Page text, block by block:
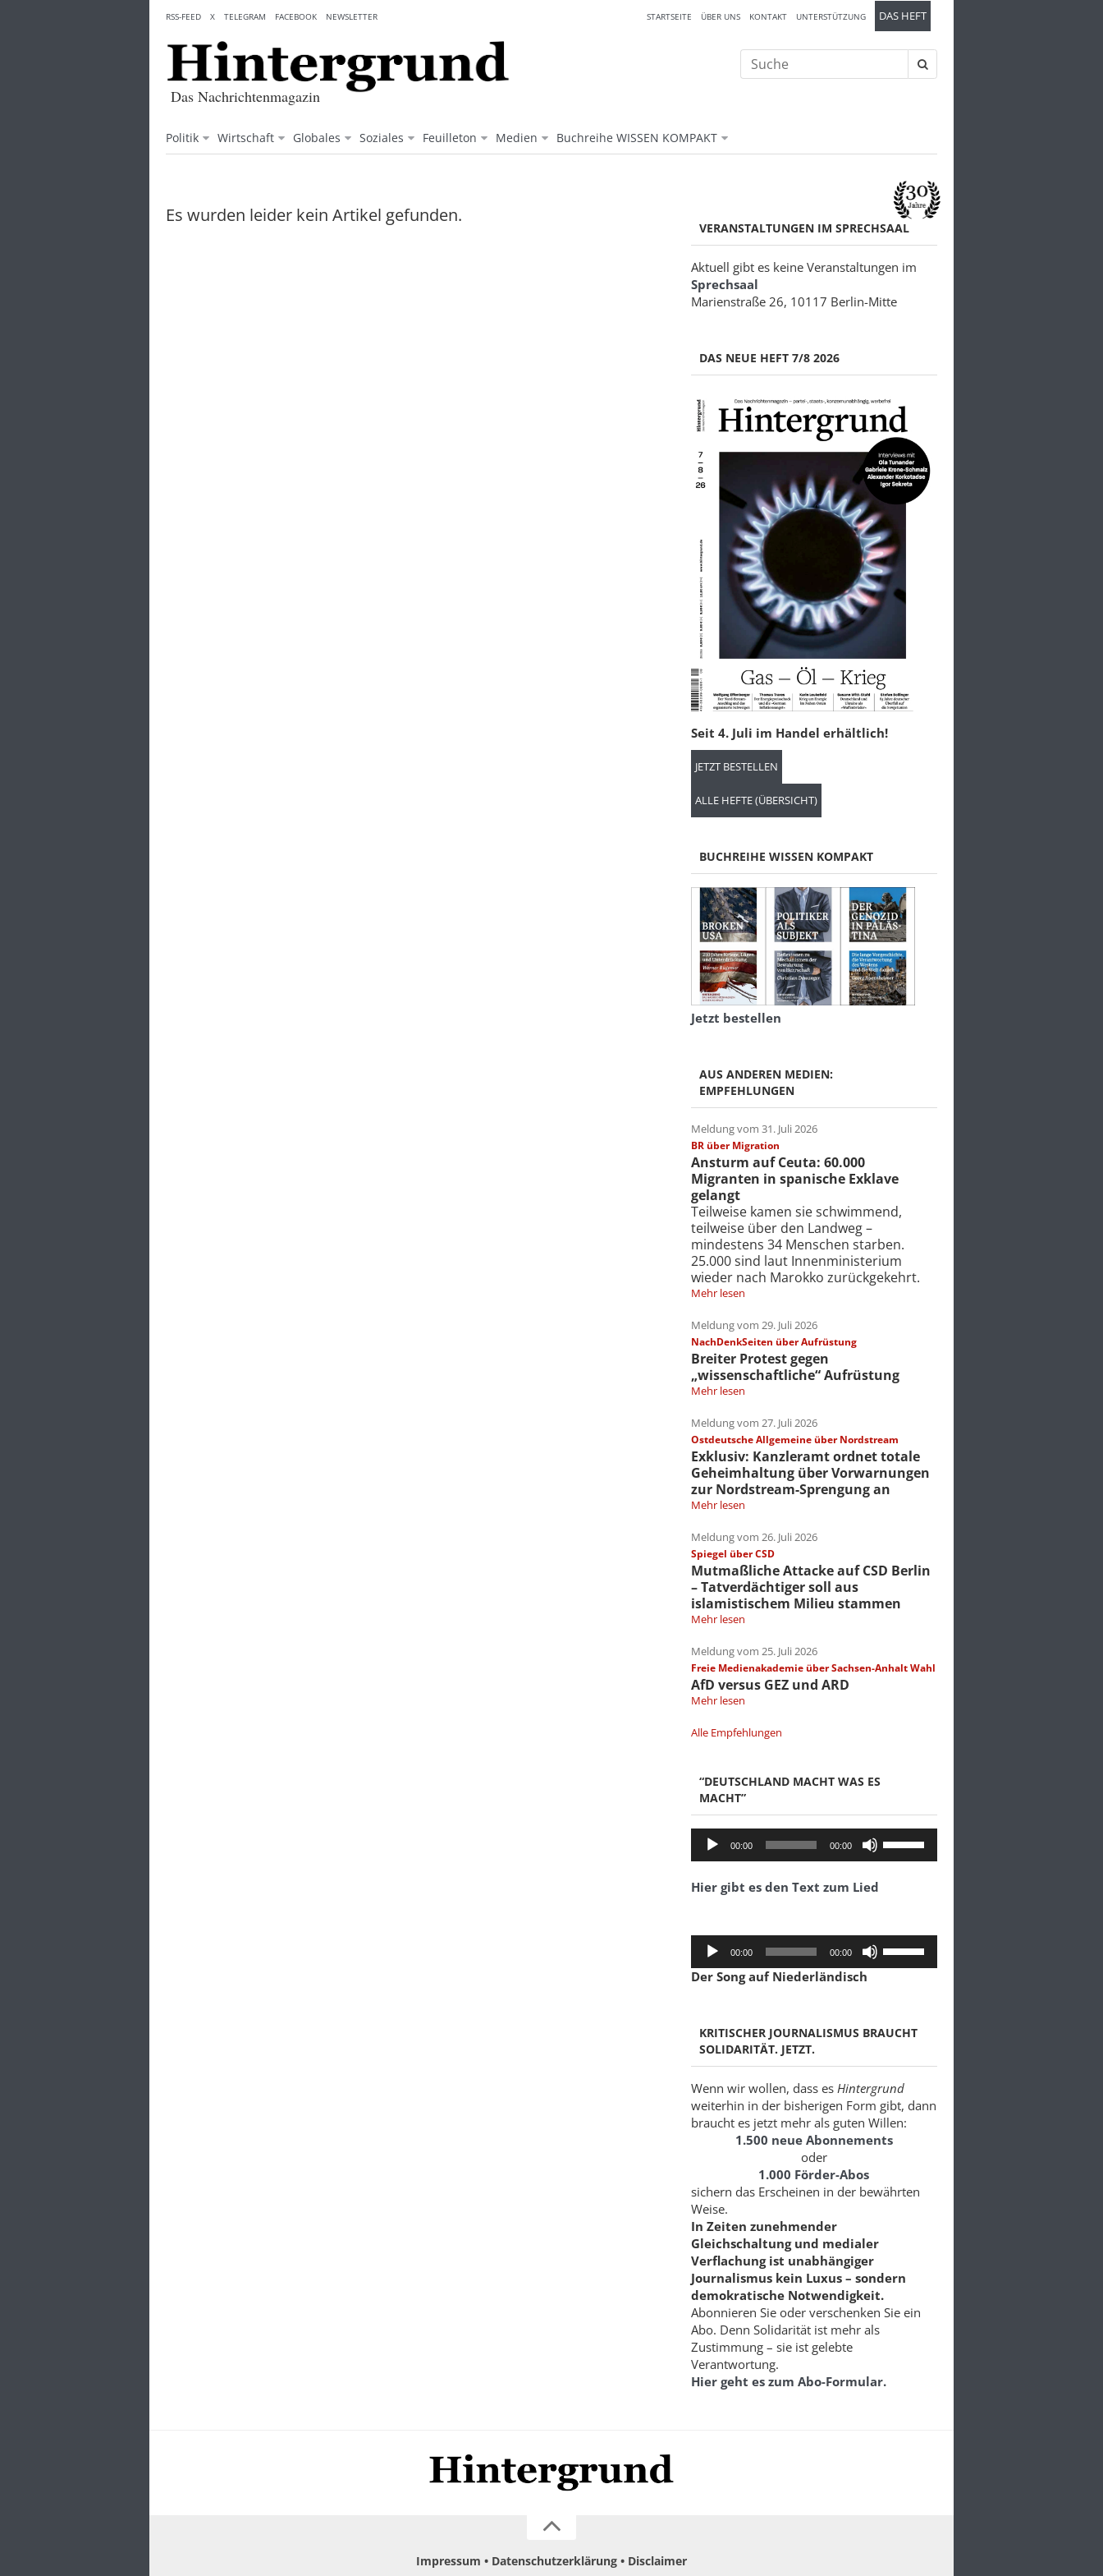
content
Das Nachrichtenmagazin
Politik Wirtschaft Globales Soziales Feuilleton Medien Buchreihe WISSEN KOMPAKT
STARTSEITE ÜBER UNS KONTAKT UNTERSTÜTZUNG DAS HEFT
RSS-FEED X TELEGRAM FACEBOOK NEWSLETTER
Suche
nach:
Es wurden leider kein Artikel gefunden.
VERANSTALTUNGEN IM SPRECHSAAL
Aktuell gibt es keine Veranstaltungen im
Sprechsaal
Marienstraße 26, 10117 Berlin-Mitte
DAS NEUE HEFT 7/8 2026
Seit 4. Juli im Handel erhältlich!
JETZT BESTELLEN
ALLE HEFTE (ÜBERSICHT)
BUCHREIHE WISSEN KOMPAKT
Jetzt bestellen
AUS ANDEREN MEDIEN:
EMPFEHLUNGEN
Meldung vom 31. Juli 2026
BR über Migration
Ansturm auf Ceuta: 60.000
Migranten in spanische Exklave
gelangt
Teilweise kamen sie schwimmend,
teilweise über den Landweg –
mindestens 34 Menschen starben.
25.000 sind laut Innenministerium
wieder nach Marokko zurückgekehrt.
Mehr lesen
Meldung vom 29. Juli 2026
NachDenkSeiten über Aufrüstung
Breiter Protest gegen
„wissenschaftliche“ Aufrüstung
Mehr lesen
Meldung vom 27. Juli 2026
Ostdeutsche Allgemeine über Nordstream
Exklusiv: Kanzleramt ordnet totale
Geheimhaltung über Vorwarnungen
zur Nordstream-Sprengung an
Mehr lesen
Meldung vom 26. Juli 2026
Spiegel über CSD
Mutmaßliche Attacke auf CSD Berlin
– Tatverdächtiger soll aus
islamistischem Milieu stammen
Mehr lesen
Meldung vom 25. Juli 2026
Freie Medienakademie über Sachsen-Anhalt Wahl
AfD versus GEZ und ARD
Mehr lesen
Alle Empfehlungen
“DEUTSCHLAND MACHT WAS ES
MACHT”
Audio-
Player
00:00 00:00
zu
regeln.
Hier gibt es den Text zum Lied
Audio-
Player
00:00 00:00
Lautstärke
regeln.
Der Song auf Niederländisch
KRITISCHER JOURNALISMUS BRAUCHT
SOLIDARITÄT. JETZT.
Wenn wir wollen, dass es Hintergrund
weiterhin in der bisherigen Form gibt, dann
braucht es jetzt mehr als guten Willen:
1.500 neue Abonnements
oder
1.000 Förder-Abos
sichern das Erscheinen in der bewährten
Weise.
In Zeiten zunehmender
Gleichschaltung und medialer
Verflachung ist unabhängiger
Journalismus kein Luxus – sondern
demokratische Notwendigkeit.
Abonnieren Sie oder verschenken Sie ein
Abo. Denn Solidarität ist mehr als
Zustimmung – sie ist gelebte
Verantwortung.
Hier geht es zum Abo-Formular.
Impressum Datenschutzerklärung Disclaimer